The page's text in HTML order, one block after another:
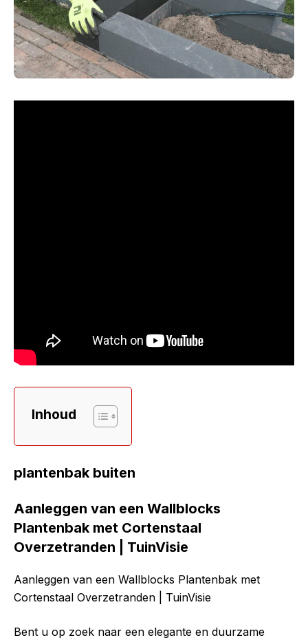
Inhoud
plantenbak buiten
Aanleggen van een Wallblocks
Plantenbak met Cortenstaal
Overzetranden | TuinVisie
Aanleggen van een Wallblocks Plantenbak met
Cortenstaal Overzetranden | TuinVisie
Bent u op zoek naar een elegante en duurzame